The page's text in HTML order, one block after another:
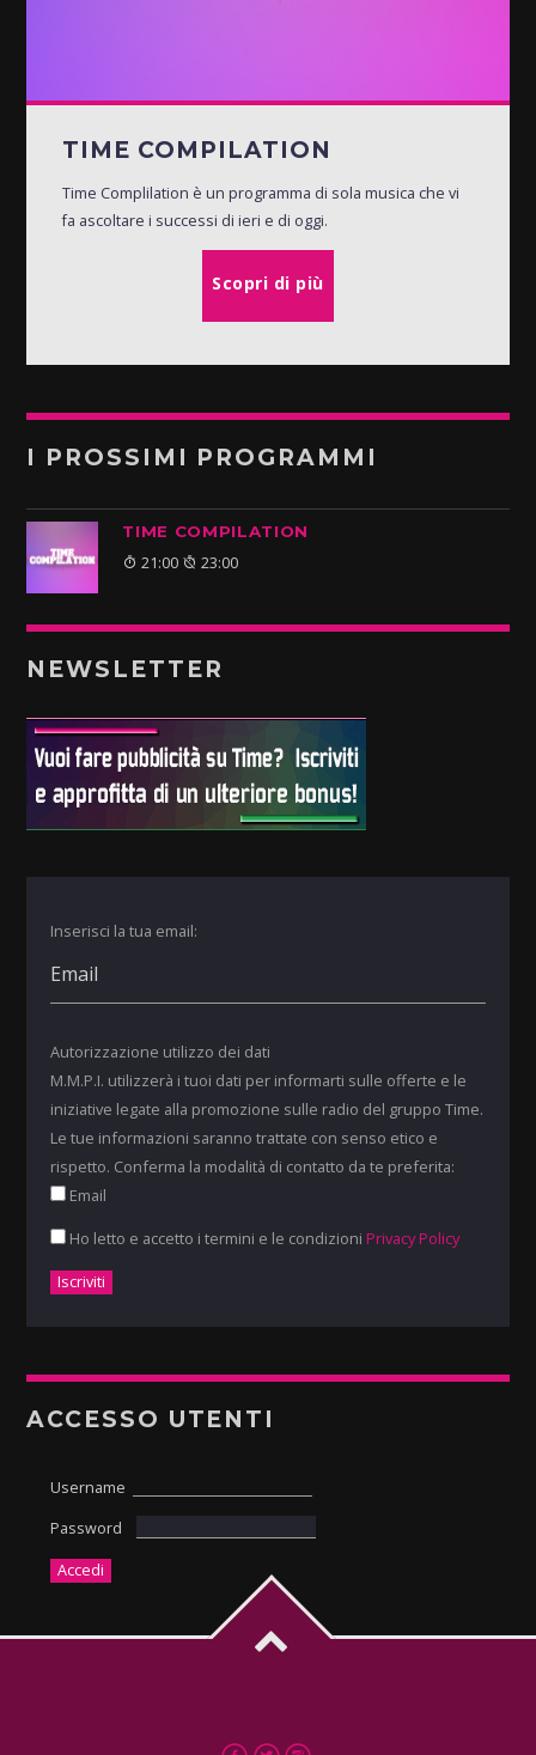
TIME COMPILATION
Time Complilation è un programma di sola musica che vi
fa ascoltare i successi di ieri e di oggi.
Scopri di più
I PROSSIMI PROGRAMMI
TIME COMPILATION
21:00 23:00
NEWSLETTER
Inserisci la tua email:
Autorizzazione utilizzo dei dati
M.M.P.I. utilizzerà i tuoi dati per informarti sulle offerte e le
iniziative legate alla promozione sulle radio del gruppo Time.
Le tue informazioni saranno trattate con senso etico e
rispetto. Conferma la modalità di contatto da te preferita:
Email
Ho letto e accetto i termini e le condizioni Privacy Policy
ACCESSO UTENTI
Username
Password